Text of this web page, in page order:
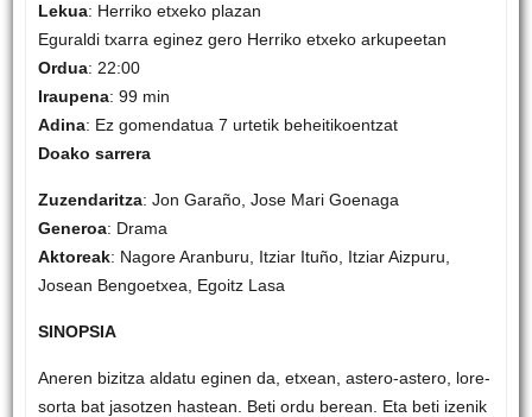
Lekua: Herriko etxeko plazan
Eguraldi txarra eginez gero Herriko etxeko arkupeetan
Ordua: 22:00
Iraupena: 99 min
Adina: Ez gomendatua 7 urtetik beheitikoentzat
Doako sarrera
Zuzendaritza: Jon Garaño, Jose Mari Goenaga
Generoa: Drama
Aktoreak: Nagore Aranburu, Itziar Ituño, Itziar Aizpuru,
Josean Bengoetxea, Egoitz Lasa
SINOPSIA
Aneren bizitza aldatu eginen da, etxean, astero-astero, lore-
sorta bat jasotzen hastean. Beti ordu berean. Eta beti izenik